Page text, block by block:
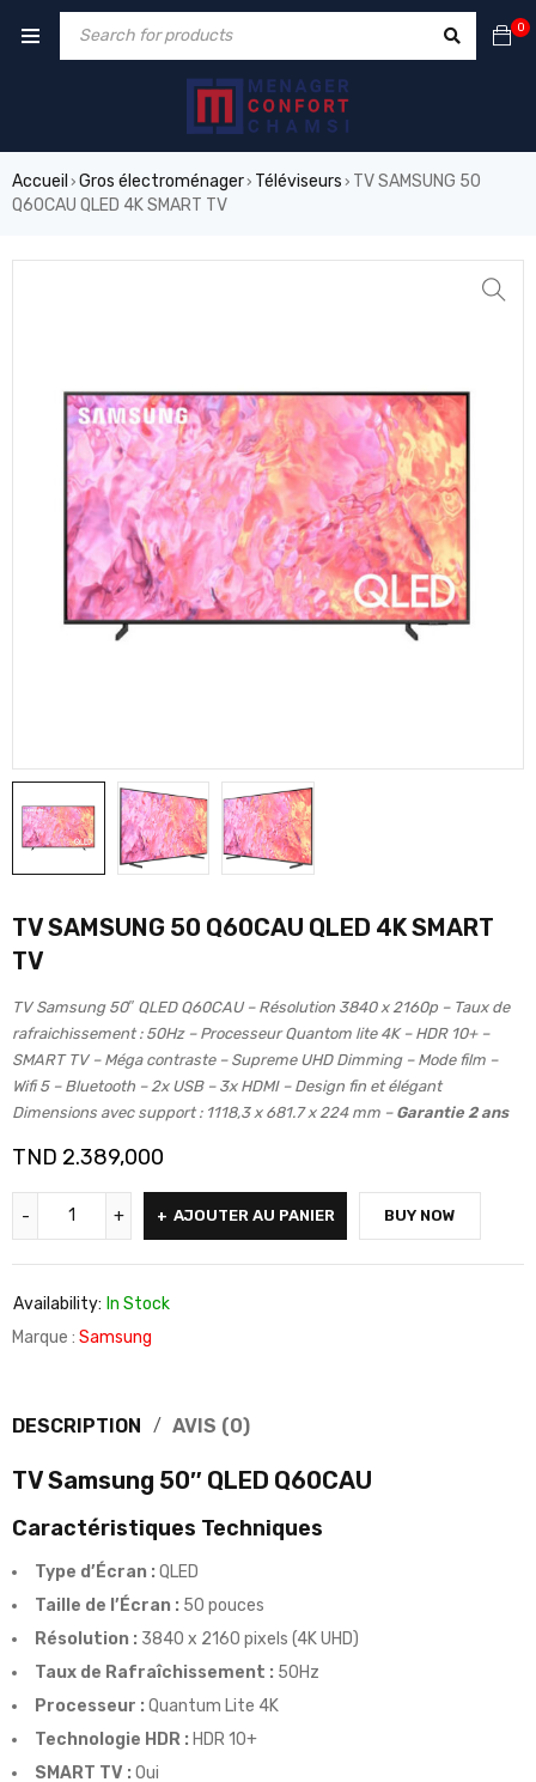
0
Accueil › Gros électroménager› Téléviseurs › TV SAMSUNG 50
Q60CAU QLED 4K SMART TV
TV SAMSUNG 50 Q60CAU QLED 4K SMART
TV
TV Samsung 50″ QLED Q60CAU – Résolution 3840 x 2160p – Taux de
rafraichissement : 50Hz – Processeur Quantom lite 4K – HDR 10+ –
SMART TV – Méga contraste – Supreme UHD Dimming – Mode film –
Wifi 5 – Bluetooth – 2x USB – 3x HDMI – Design fin et élégant
Dimensions avec support : 1118,3 x 681.7 x 224 mm – Garantie 2 ans
TND 2.389,000
AJOUTER AU PANIER BUY NOW
Availability: In Stock
Marque : Samsung
DESCRIPTION AVIS (0)
TV Samsung 50″ QLED Q60CAU
Caractéristiques Techniques
Type d’Écran : QLED
Taille de l’Écran : 50 pouces
Résolution : 3840 x 2160 pixels (4K UHD)
Taux de Rafraîchissement : 50Hz
Processeur : Quantum Lite 4K
Technologie HDR : HDR 10+
SMART TV : Oui